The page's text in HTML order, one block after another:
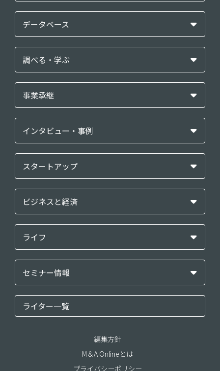
データベース
調べる・学ぶ
事業承継
インタビュー・事例
スタートアップ
ビジネスと経済
ライフ
セミナー情報
ライター一覧
編集方針
M＆A Onlineとは
プライバシーポリシー